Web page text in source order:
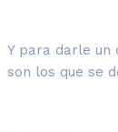
Y para darle un
son los que se